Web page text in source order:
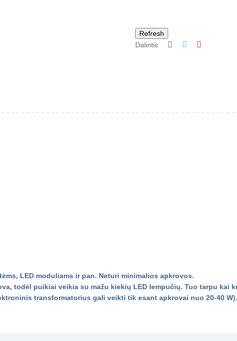
Dalintis
LED moduliams ir pan. Neturi minimalios apkrovos.
todėl puikiai veikia su mažu kiekių LED lempučių. Tuo tarpu kai
transformatorius gali veikti tik esant apkrovai nuo 20-40 W).